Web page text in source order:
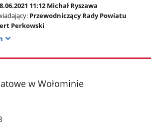
11:12 Michał Ryszawa
Przewodniczący Rady Powiatu
Perkowski
w Wołominie